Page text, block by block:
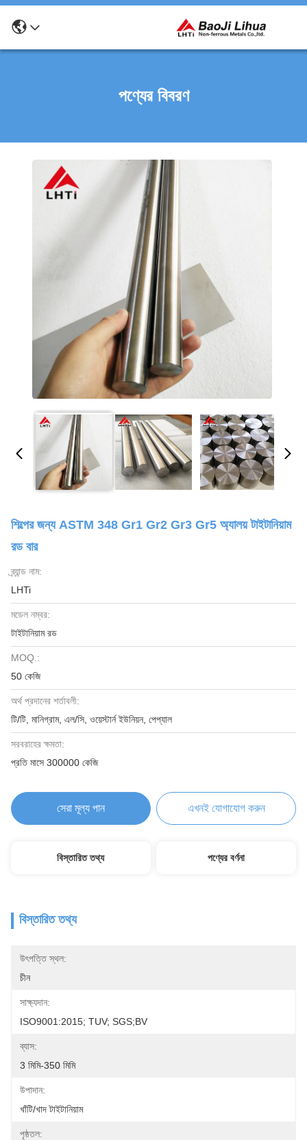
পণ্যের বিবরণ
শিল্পের জন্য ASTM 348 Gr1 Gr2 Gr3 Gr5 অ্যালয় টাইটানিয়াম
রড বার
ব্র্যান্ড নাম:
LHTi
মডেল নম্বর:
টাইটানিয়াম রড
MOQ.:
50 কেজি
অর্থ প্রদানের শর্তাবলী:
টি/টি, মানিগ্রাম, এল/সি, ওয়েস্টার্ন ইউনিয়ন, পেপ্যাল
সরবরাহের ক্ষমতা:
প্রতি মাসে 300000 কেজি
সেরা মূল্য পান এখনই যোগাযোগ করুন
বিস্তারিত তথ্য পণ্যের বর্ণনা
বিস্তারিত তথ্য
উৎপত্তি স্থল:
চীন
সাক্ষ্যদান:
ISO9001:2015; TUV; SGS;BV
ব্যাস:
3 মিমি-350 মিমি
উপাদান:
খাঁটি/খাদ টাইটানিয়াম
পৃষ্ঠতল: